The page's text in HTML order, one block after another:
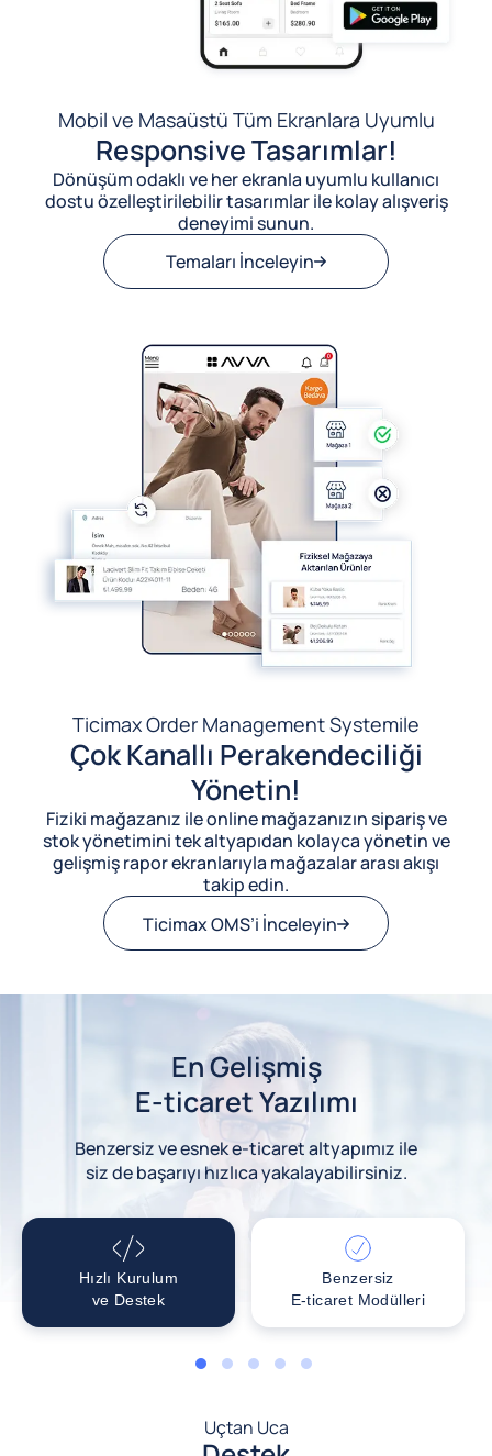
Mobil ve Masaüstü Tüm Ekranlara Uyumlu
Responsive Tasarımlar!
Dönüşüm odaklı ve her ekranla uyumlu kullanıcı
dostu özelleştirilebilir tasarımlar ile kolay alışveriş
deneyimi sunun.
Temaları İnceleyin
Ticimax Order Management Systemile
Çok Kanallı Perakendeciliği
Yönetin!
Fiziki mağazanız ile online mağazanızın sipariş ve
stok yönetimini tek altyapıdan kolayca yönetin ve
gelişmiş rapor ekranlarıyla mağazalar arası akışı
takip edin.
Ticimax OMS’i İnceleyin
En Gelişmiş
E-ticaret Yazılımı
Benzersiz ve esnek e-ticaret altyapımız ile
siz de başarıyı hızlıca yakalayabilirsiniz.
Hızlı Kurulum
ve Destek
Benzersiz
E-ticaret Modülleri
1 2 3 4 5
Uçtan Uca